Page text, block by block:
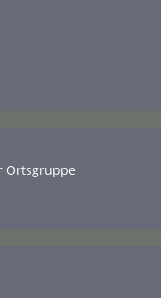
Ortsgruppe